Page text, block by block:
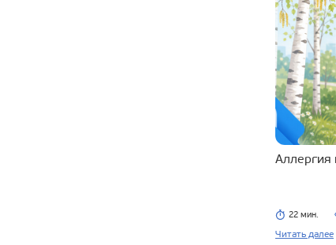
Аллергия
22 мин.
Читать далее